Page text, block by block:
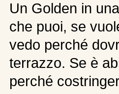
Un Golden in
che puoi, se
vedo perché
terrazzo. Se è
perché